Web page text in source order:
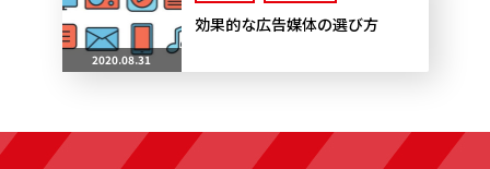
2020.08.31
効果的な広告媒体の選び方